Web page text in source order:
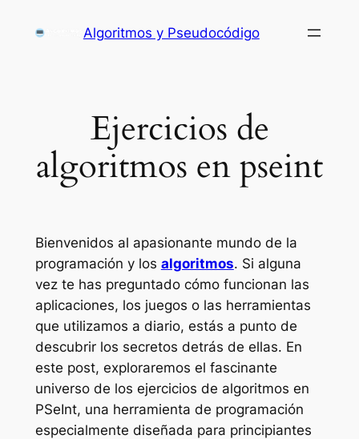
Algoritmos y Pseudocódigo
Ejercicios de
algoritmos en pseint
Bienvenidos al apasionante mundo de la
programación y los algoritmos. Si alguna
vez te has preguntado cómo funcionan las
aplicaciones, los juegos o las herramientas
que utilizamos a diario, estás a punto de
descubrir los secretos detrás de ellas. En
este post, exploraremos el fascinante
universo de los ejercicios de algoritmos en
PSeInt, una herramienta de programación
especialmente diseñada para principiantes